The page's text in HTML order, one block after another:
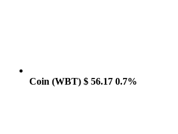
Coin (WBT) $ 56.17 0.7%